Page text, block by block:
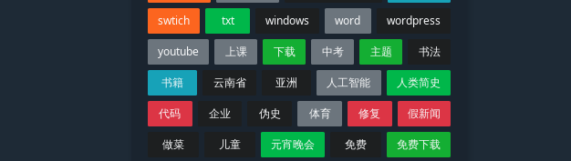
swtich
txt windows word
wordpress
youtube
上课 下载 中考 主题
书法
书籍
云南省 亚洲 人工智能
人类简史
代码
企业 伪史 体育 修复
假新闻
做菜
儿童 元宵晚会 免费
免费下载